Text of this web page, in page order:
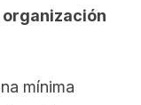
organización
mínima